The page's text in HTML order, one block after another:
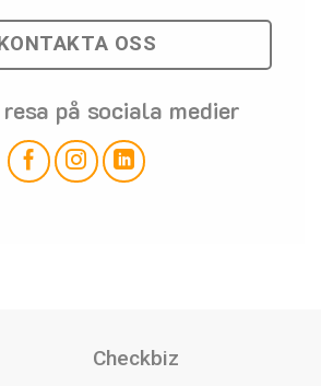
OSS
på sociala medier
Checkbiz